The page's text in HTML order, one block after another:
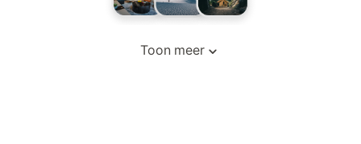
Toon meer